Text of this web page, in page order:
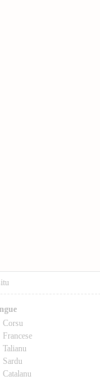
Corsu
Francese
Talianu
Sardu
Catalanu